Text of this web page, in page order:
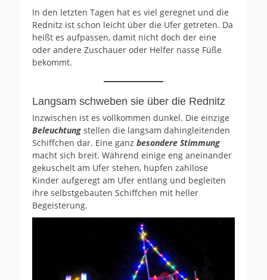
In den letzten Tagen hat es viel geregnet und die
Rednitz ist schon leicht über die Ufer getreten. Da
heißt es aufpassen, damit nicht doch der eine
oder andere Zuschauer oder Helfer nasse Füße
bekommt.
Langsam schweben sie über die Rednitz
Inzwischen ist es vollkommen dunkel. Die einzige
Beleuchtung stellen die langsam dahingleitenden
Schiffchen dar. Eine ganz besondere Stimmung
macht sich breit. Während einige eng aneinander
gekuschelt am Ufer stehen, hüpfen zahllose
Kinder aufgeregt am Ufer entlang und begleiten
ihre selbstgebauten Schiffchen mit heller
Begeisterung.